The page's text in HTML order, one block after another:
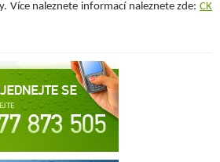
Více naleznete informací naleznete zde: CK